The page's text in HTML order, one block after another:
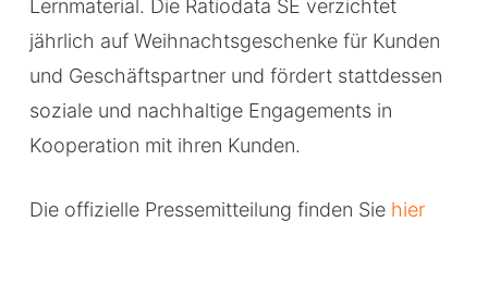
Lernmaterial. Die Ratiodata SE verzichtet
jährlich auf Weihnachtsgeschenke für Kunden
und Geschäftspartner und fördert stattdessen
soziale und nachhaltige Engagements in
Kooperation mit ihren Kunden.
Die offizielle Pressemitteilung finden Sie hier